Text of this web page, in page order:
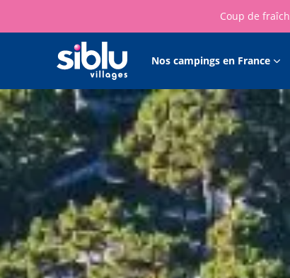
Aller
au
contenu
principal
Coup de
Main
Nos campings en France